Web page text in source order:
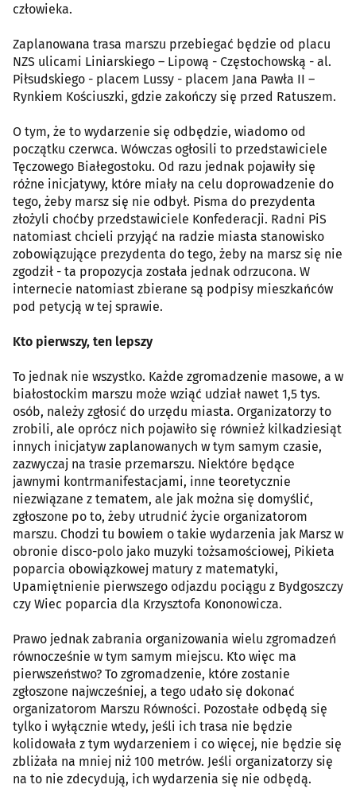
człowieka.
Zaplanowana trasa marszu przebiegać będzie od placu
NZS ulicami Liniarskiego – Lipową - Częstochowską - al.
Piłsudskiego - placem Lussy - placem Jana Pawła II –
Rynkiem Kościuszki, gdzie zakończy się przed Ratuszem.
O tym, że to wydarzenie się odbędzie, wiadomo od
początku czerwca. Wówczas ogłosili to przedstawiciele
Tęczowego Białegostoku. Od razu jednak pojawiły się
różne inicjatywy, które miały na celu doprowadzenie do
tego, żeby marsz się nie odbył. Pisma do prezydenta
złożyli choćby przedstawiciele Konfederacji. Radni PiS
natomiast chcieli przyjąć na radzie miasta stanowisko
zobowiązujące prezydenta do tego, żeby na marsz się nie
zgodził - ta propozycja została jednak odrzucona. W
internecie natomiast zbierane są podpisy mieszkańców
pod petycją w tej sprawie.
Kto pierwszy, ten lepszy
To jednak nie wszystko. Każde zgromadzenie masowe, a w
białostockim marszu może wziąć udział nawet 1,5 tys.
osób, należy zgłosić do urzędu miasta. Organizatorzy to
zrobili, ale oprócz nich pojawiło się również kilkadziesiąt
innych inicjatyw zaplanowanych w tym samym czasie,
zazwyczaj na trasie przemarszu. Niektóre będące
jawnymi kontrmanifestacjami, inne teoretycznie
niezwiązane z tematem, ale jak można się domyślić,
zgłoszone po to, żeby utrudnić życie organizatorom
marszu. Chodzi tu bowiem o takie wydarzenia jak Marsz w
obronie disco-polo jako muzyki tożsamościowej, Pikieta
poparcia obowiązkowej matury z matematyki,
Upamiętnienie pierwszego odjazdu pociągu z Bydgoszczy
czy Wiec poparcia dla Krzysztofa Kononowicza.
Prawo jednak zabrania organizowania wielu zgromadzeń
równocześnie w tym samym miejscu. Kto więc ma
pierwszeństwo? To zgromadzenie, które zostanie
zgłoszone najwcześniej, a tego udało się dokonać
organizatorom Marszu Równości. Pozostałe odbędą się
tylko i wyłącznie wtedy, jeśli ich trasa nie będzie
kolidowała z tym wydarzeniem i co więcej, nie będzie się
zbliżała na mniej niż 100 metrów. Jeśli organizatorzy się
na to nie zdecydują, ich wydarzenia się nie odbędą.